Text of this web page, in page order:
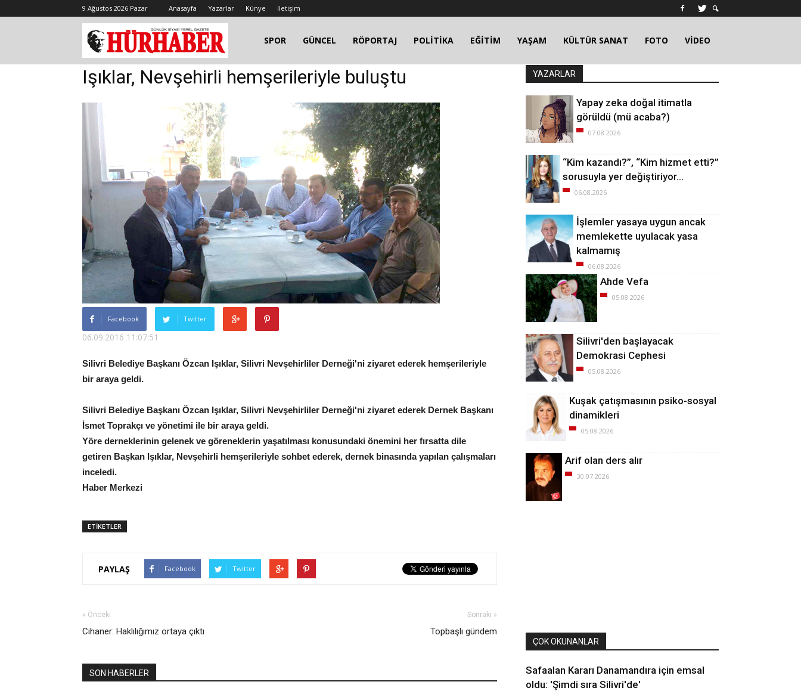
9 Ağustos 2026 Pazar Anasayfa Yazarlar Künye İletişim
SPOR GÜNCEL RÖPORTAJ POLİTİKA EĞİTİM YAŞAM KÜLTÜR SANAT FOTO VİDEO
Işıklar, Nevşehirli hemşerileriyle buluştu
Facebook Twitter
06.09.2016 11:07:51
Silivri Belediye Başkanı Özcan Işıklar, Silivri Nevşehirliler Derneği'ni ziyaret ederek hemşerileriyle
bir araya geldi.
Silivri Belediye Başkanı Özcan Işıklar, Silivri Nevşehirliler Derneği'ni ziyaret ederek Dernek Başkanı
İsmet Toprakçı ve yönetimi ile bir araya geldi.
Yöre derneklerinin gelenek ve göreneklerin yaşatılması konusundaki önemini her fırsatta dile
getiren Başkan Işıklar, Nevşehirli hemşerileriyle sohbet ederek, dernek binasında yapılan çalışmaları
inceledi.
Haber Merkezi
ETİKETLER
PAYLAŞ Facebook Twitter
« Önceki
Cihaner: Haklılığımız ortaya çıktı
Sonraki »
Topbaşlı gündem
SON HABERLER
YAZARLAR
Yapay zeka doğal itimatla
görüldü (mü acaba?)
07.08.2026
“Kim kazandı?”, “Kim hizmet etti?”
sorusuyla yer değiştiriyor…
06.08.2026
İşlemler yasaya uygun ancak
memlekette uyulacak yasa
kalmamış
06.08.2026
Ahde Vefa
05.08.2026
Silivri'den başlayacak
Demokrasi Cephesi
05.08.2026
Kuşak çatışmasının psiko-sosyal
dinamikleri
05.08.2026
Arif olan ders alır
30.07.2026
ÇOK OKUNANLAR
Safaalan Kararı Danamandıra için emsal
oldu: 'Şimdi sıra Silivri'de'